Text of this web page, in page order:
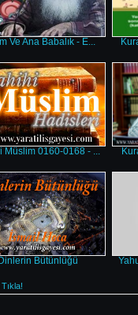
Ve Ana Babalık - E...
Müslim 0160-0168 - ...
Dinlerin Bütünlüğü